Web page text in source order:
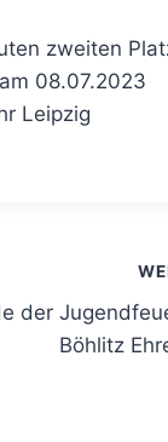
zweiten
08.07.2023
Leipzig
der
Böhlitz